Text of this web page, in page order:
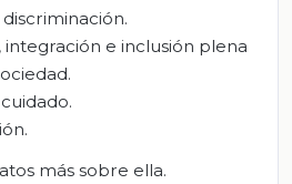
integración e inclusión plena
más sobre ella.